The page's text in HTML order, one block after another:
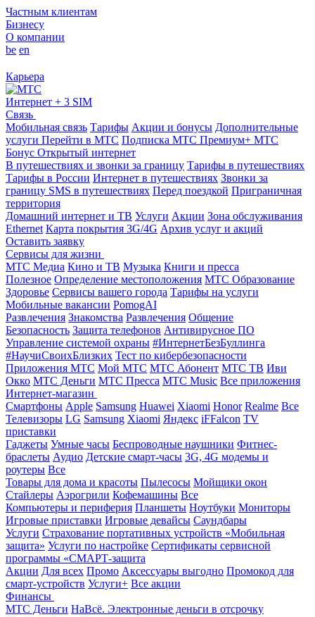
Частным клиентам
Бизнесу
О компании
be en
Карьера
Интернет + 3 SIM
Связь
Мобильная связь Тарифы Акции и бонусы Дополнительные
услуги Перейти в МТС Подписка МТС Премиум+ МТС
Бонус Открытый интернет
В путешествиях и звонки за границу Тарифы в путешествиях
Тарифы в России Интернет в путешествиях Звонки за
границу SMS в путешествиях Перед поездкой Приграничная
территория
Домашний интернет и ТВ Услуги Акции Зона обслуживания
Ethernet Карта покрытия 3G/4G Архив услуг и акций
Оставить заявку
Сервисы для жизни
МТС Медиа Кино и ТВ Музыка Книги и пресса
Полезное Определение местоположения МТС Образование
Здоровье Сервисы вашего города Тарифы на услуги
Мобильные вакансии PomogAI
Развлечения Знакомства Развлечения Общение
Безопасность Защита телефонов Антивирусное ПО
Управление системой охраны #ИнтернетБезБуллинга
#НаучиСвоихБлизких Тест по кибербезопасности
Приложения МТС Мой МТС МТС Абонент МТС ТВ Иви
Окко МТС Деньги МТС Пресса МТС Music Все приложения
Интернет-магазин
Смартфоны Apple Samsung Huawei Xiaomi Honor Realme Все
Телевизоры LG Samsung Xiaomi Яндекс iFFalcon TV
приставки
Гаджеты Умные часы Беспроводные наушники Фитнес-
браслеты Аудио Детские смарт-часы 3G, 4G модемы и
роутеры Все
Товары для дома и красоты Пылесосы Мойщики окон
Стайлеры Аэрогрили Кофемашины Все
Компьютеры и периферия Планшеты Ноутбуки Мониторы
Игровые приставки Игровые девайсы Саундбары
Услуги Страхование портативных устройств «Мобильная
защита» Услуги по настройке Сертификаты сервисной
программы «СМАРТ-защита
Акции Для всех Промо Аксессуары выгодно Промокод для
смарт-устройств Услуги+ Все акции
Финансы
МТС Деньги НаВсё. Электронные деньги в отсрочку